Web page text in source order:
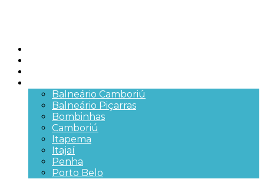
Balneário Camboriú
Balneário Piçarras
Bombinhas
Camboriú
Itapema
Itajaí
Penha
Porto Belo